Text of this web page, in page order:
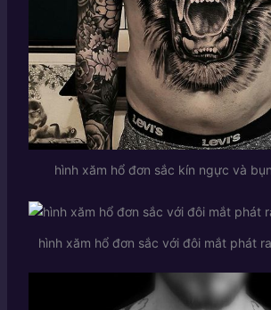
hình xăm hổ đơn sắc kín ngực và
hình xăm hổ đơn sắc với đôi mắt phát